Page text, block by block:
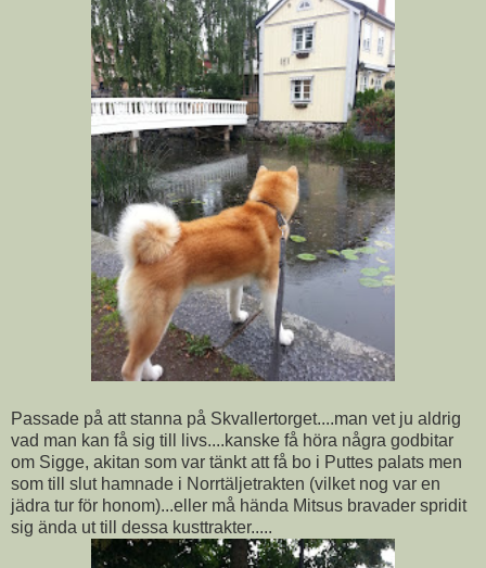
Passade på att stanna på Skvallertorget....man vet ju aldrig
vad man kan få sig till livs....kanske få höra några godbitar
om Sigge, akitan som var tänkt att få bo i Puttes palats men
som till slut hamnade i Norrtäljetrakten (vilket nog var en
jädra tur för honom)...eller må hända Mitsus bravader spridit
sig ända ut till dessa kusttrakter.....